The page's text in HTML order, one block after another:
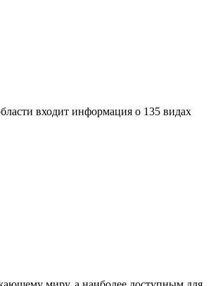
входит информация о 135 видах